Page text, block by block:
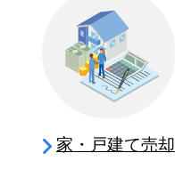
家・戸建て売却